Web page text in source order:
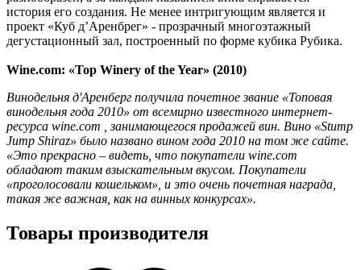
история его создания. Не менее интригующим является и
проект «Куб д’Аренбрег» - прозрачный многоэтажный
дегустационный зал, построенный по форме кубика Рубика.
Wine.com: «Top Winery of the Year» (2010)
Винодельня д'Аренберг получила почетное звание «Топовая
винодельня года 2010» от всемирно известного интернет-
ресурса wine.com , занимающегося продажей вин. Вино «Stump
Jump Shiraz» было названо вином года 2010 на том же сайте.
«Это прекрасно – видеть, что покупатели wine.com
обладают таким взыскательным вкусом. Покупатели
«проголосовали кошельком», и это очень почетная награда,
такая же важная, как на винных конкурсах».
Товары производителя